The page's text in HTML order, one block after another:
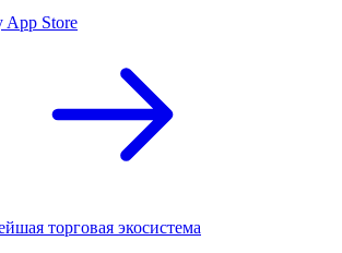
App Store
торговая экосистема